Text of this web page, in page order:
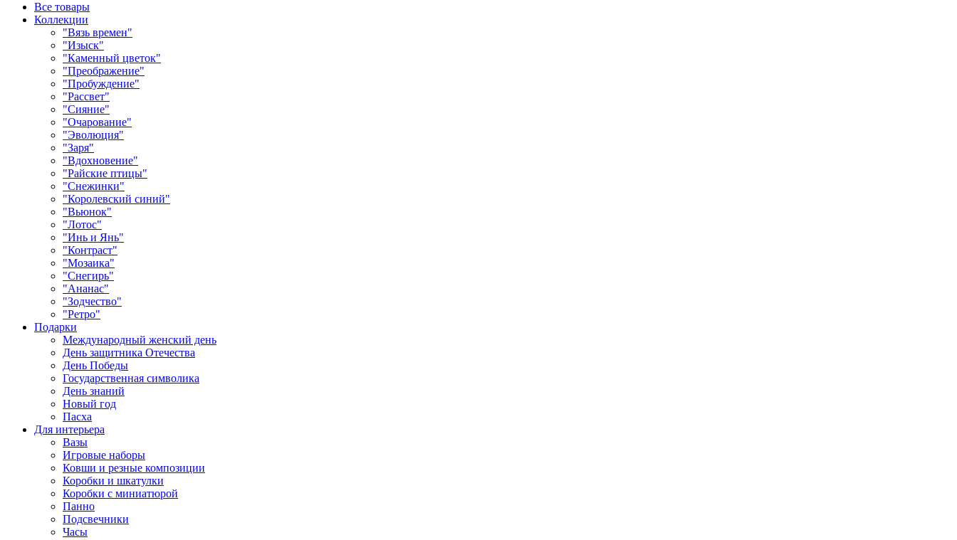
Все товары
Коллекции
"Вязь времен"
"Изыск"
"Каменный цветок"
"Преображение"
"Пробуждение"
"Рассвет"
"Сияние"
"Очарование"
"Эволюция"
"Заря"
"Вдохновение"
"Райские птицы"
"Снежинки"
"Королевский синий"
"Вьюнок"
"Лотос"
"Инь и Янь"
"Контраст"
"Мозаика"
"Снегирь"
"Ананас"
"Зодчество"
"Ретро"
Подарки
Международный женский день
День защитника Отечества
День Победы
Государственная символика
День знаний
Новый год
Пасха
Для интерьера
Вазы
Игровые наборы
Ковши и резные композиции
Коробки и шкатулки
Коробки с миниатюрой
Панно
Подсвечники
Часы